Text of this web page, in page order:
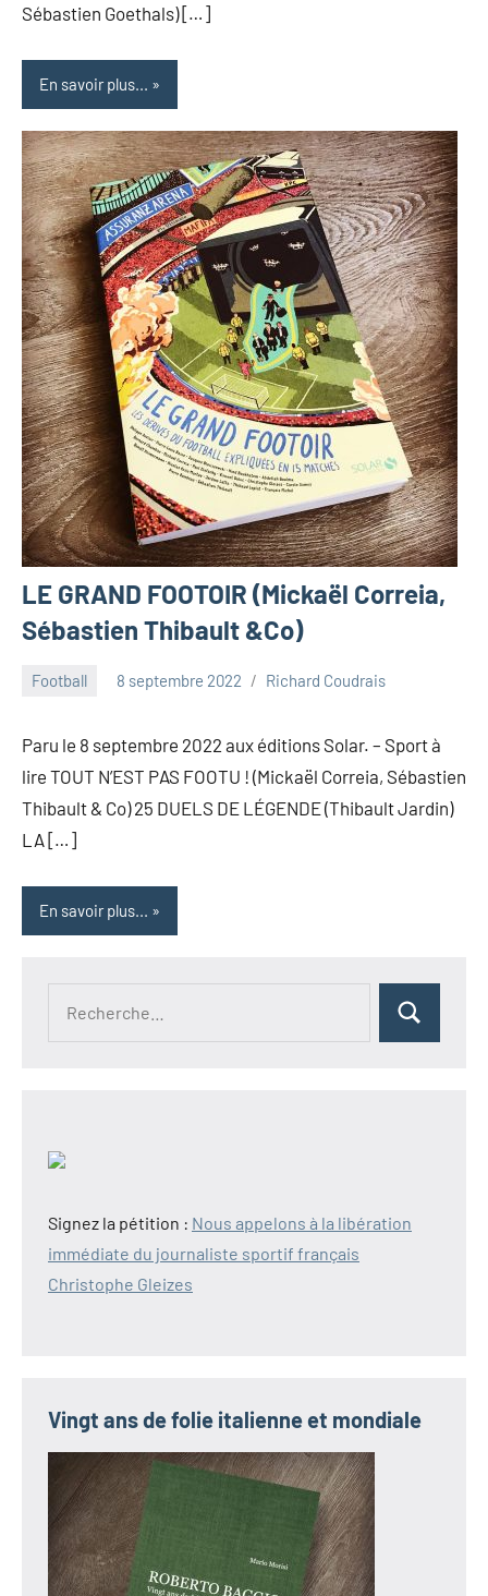
Sébastien Goethals) […]
En savoir plus...
LE GRAND FOOTOIR (Mickaël Correia,
Sébastien Thibault &Co)
Football 8 septembre 2022 Richard Coudrais
Paru le 8 septembre 2022 aux éditions Solar. – Sport à
lire TOUT N’EST PAS FOOTU ! (Mickaël Correia, Sébastien
Thibault & Co) 25 DUELS DE LÉGENDE (Thibault Jardin)
LA […]
En savoir plus...
Rechercher
Signez la pétition : Nous appelons à la libération
immédiate du journaliste sportif français
Christophe Gleizes
Vingt ans de folie italienne et mondiale